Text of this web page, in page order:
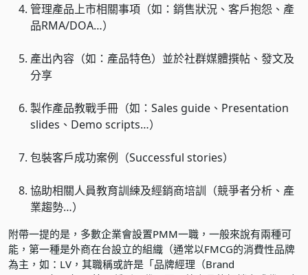
管理產品上市相關事項（如：銷售狀況、客戶抱怨、產
品RMA/DOA…）
產出內容（如：產品特色）並於社群媒體撰帖、發文及
分享
製作產品教戰手冊（如：Sales guide、Presentation
slides、Demo scripts…）
包裝客戶成功案例（Successful stories）
協助相關人員教育訓練及經銷商培訓（競爭者分析、產
業趨勢…）
附帶一提的是，多數企業會設置PMM一職，一般來說有兩種可
能，第一種是外商在台設立的組織（通常以FMCG的消費性品牌
為主，如：LV，其職稱或許是「品牌經理（Brand